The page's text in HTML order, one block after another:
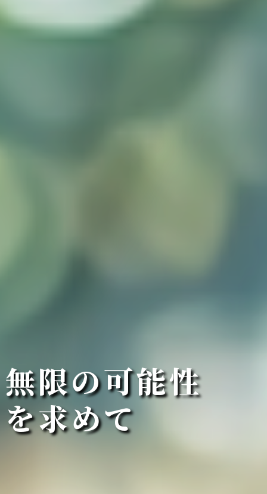
無限の可能性
を求めて